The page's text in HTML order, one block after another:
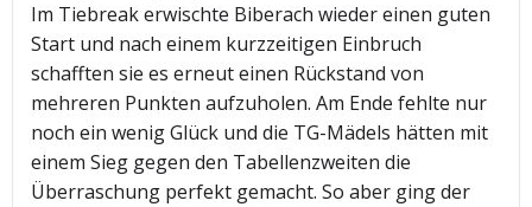
Im Tiebreak erwischte Biberach wieder einen guten
Start und nach einem kurzzeitigen Einbruch
schafften sie es erneut einen Rückstand von
mehreren Punkten aufzuholen. Am Ende fehlte nur
noch ein wenig Glück und die TG-Mädels hätten mit
einem Sieg gegen den Tabellenzweiten die
Überraschung perfekt gemacht. So aber ging der